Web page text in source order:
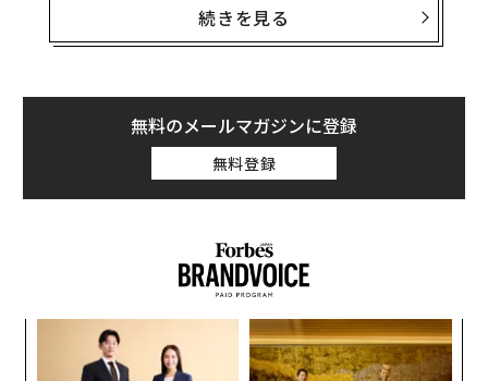
生成AIが「企業間の格差を拡大」、全米経済研究所が報告
コピペで簡単、ChatGPTの活用法6選
「AIの友達」は有害なナルシシズムを生む恐れ 専門家が指摘
赤字の垂れ流し続くメタの「メタバース」は好転するのか？
Meta/メタ 生成AI
advertisement
英紙フィナンシャル・タイムズによると、ザッカーバー
でいるとのことだ。かつてメタバースと仮想現実（VR）
に取り憑かれていた彼は、大きく変化したことになる。
メタが実際にAIチャットボットをフェイスブックやメッ
センジャー、ワッツアップに導入すれば、同社は今年2
とになる。スナップの「My AI」と呼ばれるチャットボ
ットは、子供に算数を教えることも可能だ。CBSテレビ
のプロデューサー、ソーニャ・バルマ（Sonya Varma）
は6月の記事で、自身の15歳の娘が「My AIは私の親友に
なった」と言い出したことを明らかにした。
続きを見る
無料のメールマガジンに登録
無料登録